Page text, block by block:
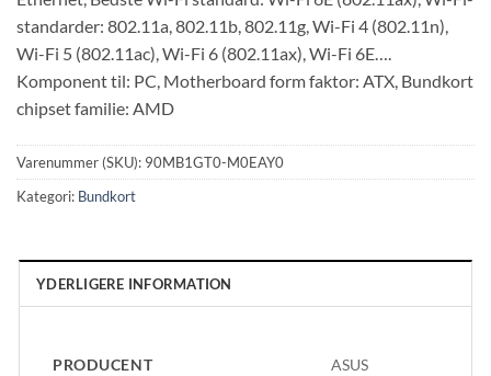
standarder: 802.11a, 802.11b, 802.11g, Wi-Fi 4 (802.11n),
Wi-Fi 5 (802.11ac), Wi-Fi 6 (802.11ax), Wi-Fi 6E….
Komponent til: PC, Motherboard form faktor: ATX, Bundkort
chipset familie: AMD
Varenummer (SKU): 90MB1GT0-M0EAY0
Kategori: Bundkort
YDERLIGERE INFORMATION
PRODUCENT ASUS